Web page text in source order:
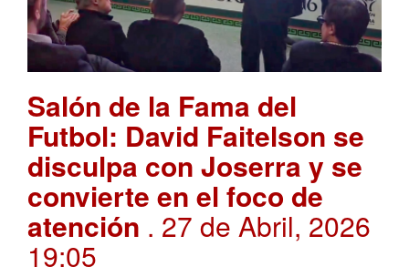
Salón de la Fama del
Futbol: David Faitelson se
disculpa con Joserra y se
convierte en el foco de
atención . 27 de Abril, 2026
19:05